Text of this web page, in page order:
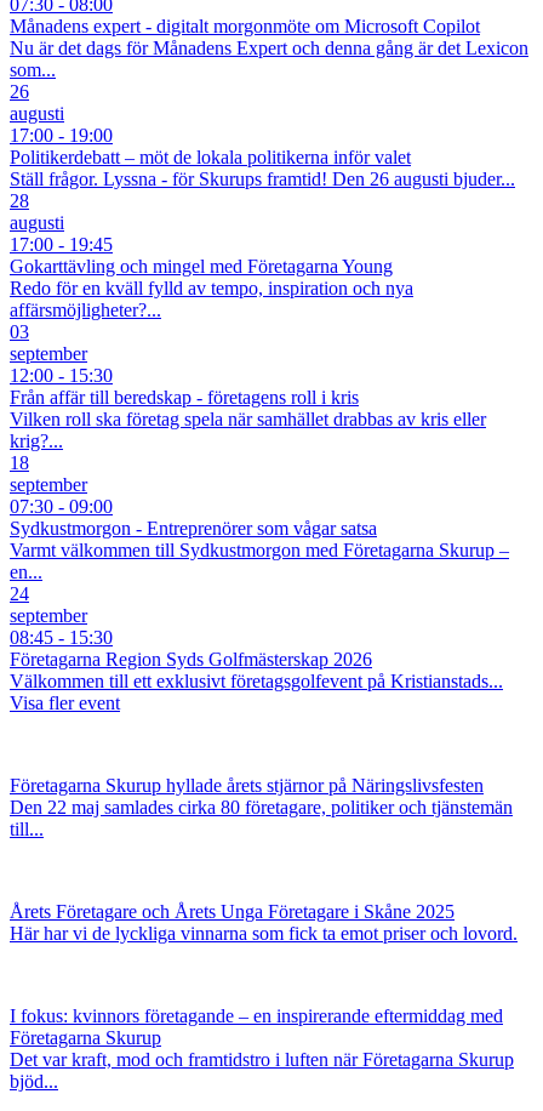
07:30 - 08:00
Månadens expert - digitalt morgonmöte om Microsoft Copilot
Nu är det dags för Månadens Expert och denna gång är det Lexicon
som...
26
augusti
17:00 - 19:00
Politikerdebatt – möt de lokala politikerna inför valet
Ställ frågor. Lyssna - för Skurups framtid! Den 26 augusti bjuder...
28
augusti
17:00 - 19:45
Gokarttävling och mingel med Företagarna Young
Redo för en kväll fylld av tempo, inspiration och nya
affärsmöjligheter?...
03
september
12:00 - 15:30
Från affär till beredskap - företagens roll i kris
Vilken roll ska företag spela när samhället drabbas av kris eller
krig?...
18
september
07:30 - 09:00
Sydkustmorgon - Entreprenörer som vågar satsa
Varmt välkommen till Sydkustmorgon med Företagarna Skurup –
en...
24
september
08:45 - 15:30
Företagarna Region Syds Golfmästerskap 2026
Välkommen till ett exklusivt företagsgolfevent på Kristianstads...
Visa fler event
Företagarna Skurup hyllade årets stjärnor på Näringslivsfesten
Den 22 maj samlades cirka 80 företagare, politiker och tjänstemän
till...
Årets Företagare och Årets Unga Företagare i Skåne 2025
Här har vi de lyckliga vinnarna som fick ta emot priser och lovord.
I fokus: kvinnors företagande – en inspirerande eftermiddag med
Företagarna Skurup
Det var kraft, mod och framtidstro i luften när Företagarna Skurup
bjöd...